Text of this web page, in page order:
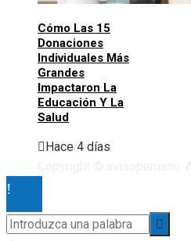
Cómo Las 15
Donaciones
Individuales Más
Grandes
Impactaron La
Educación Y La
Salud
Hace 4 días